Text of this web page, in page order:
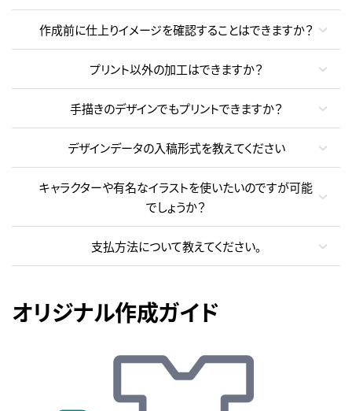
作成前に仕上りイメージを確認することはできますか？
プリント以外の加工はできますか？
手描きのデザインでもプリントできますか？
デザインデータの入稿形式を教えてください
キャラクターや有名なイラストを使いたいのですが可能
でしょうか？
支払方法について教えてください。
オリジナル作成ガイド